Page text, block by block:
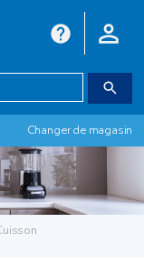
Changer de magasin